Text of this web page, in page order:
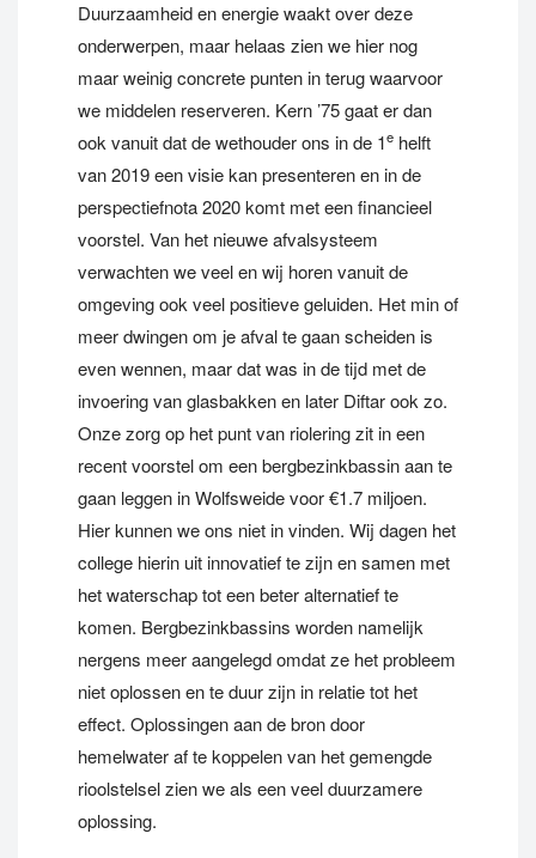
Duurzaamheid en energie waakt over deze
onderwerpen, maar helaas zien we hier nog
maar weinig concrete punten in terug waarvoor
we middelen reserveren. Kern ’75 gaat er dan
ook vanuit dat de wethouder ons in de 1e helft
van 2019 een visie kan presenteren en in de
perspectiefnota 2020 komt met een financieel
voorstel. Van het nieuwe afvalsysteem
verwachten we veel en wij horen vanuit de
omgeving ook veel positieve geluiden. Het min of
meer dwingen om je afval te gaan scheiden is
even wennen, maar dat was in de tijd met de
invoering van glasbakken en later Diftar ook zo.
Onze zorg op het punt van riolering zit in een
recent voorstel om een bergbezinkbassin aan te
gaan leggen in Wolfsweide voor €1.7 miljoen.
Hier kunnen we ons niet in vinden. Wij dagen het
college hierin uit innovatief te zijn en samen met
het waterschap tot een beter alternatief te
komen. Bergbezinkbassins worden namelijk
nergens meer aangelegd omdat ze het probleem
niet oplossen en te duur zijn in relatie tot het
effect. Oplossingen aan de bron door
hemelwater af te koppelen van het gemengde
rioolstelsel zien we als een veel duurzamere
oplossing.